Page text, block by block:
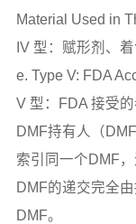
Material Used in
IV 型：赋形剂、
e. Type V: FDA
V 型：FDA 接受
DMF持有人（
索引同一个DMF
DMF的递交完全
DMF。